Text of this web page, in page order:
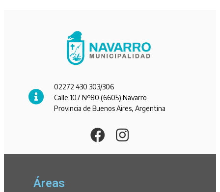
02272 430 303/306
Calle 107 Nº80 (6605) Navarro
Provincia de Buenos Aires, Argentina
Áreas